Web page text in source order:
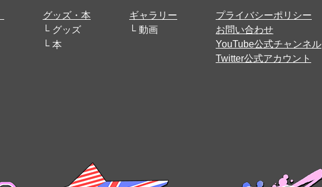
グッズ・本
グッズ
本
ギャラリー
動画
プライバシーポリシー
お問い合わせ
YouTube公式チャンネル
Twitter公式アカウント